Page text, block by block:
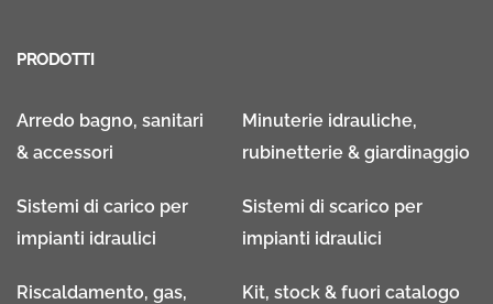
PRODOTTI
Arredo bagno, sanitari
& accessori
Minuterie idrauliche,
rubinetterie & giardinaggio
Sistemi di carico per
impianti idraulici
Sistemi di scarico per
impianti idraulici
Riscaldamento, gas,
Kit, stock & fuori catalogo